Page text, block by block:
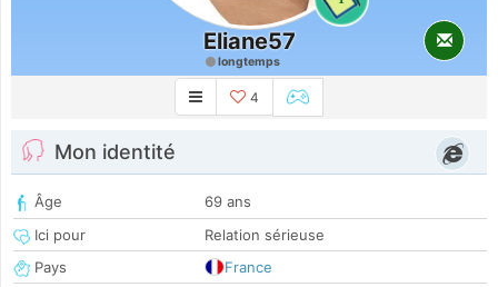
Eliane57
longtemps
4
Mon identité
Âge
69 ans
Ici pour
Relation sérieuse
Pays
France